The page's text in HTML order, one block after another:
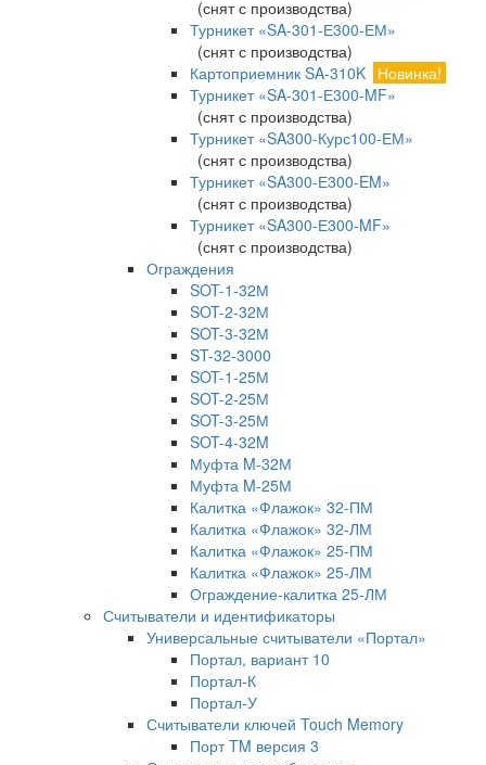
(снят с производства)
Турникет «SA-301-Е300-ЕМ»
(снят с производства)
Картоприемник SA-310K Новинка!
Турникет «SA-301-Е300-MF»
(снят с производства)
Турникет «SA300-Курс100-ЕМ»
(снят с производства)
Турникет «SA300-Е300-EM»
(снят с производства)
Турникет «SA300-Е300-MF»
(снят с производства)
Ограждения
SOT-1-32М
SOT-2-32М
SOT-3-32М
ST-32-3000
SOT-1-25М
SOT-2-25М
SOT-3-25М
SOT-4-32M
Муфта M-32М
Муфта M-25М
Калитка «Флажок» 32-ПМ
Калитка «Флажок» 32-ЛМ
Калитка «Флажок» 25-ПМ
Калитка «Флажок» 25-ЛМ
Ограждение-калитка 25-ЛМ
Считыватели и идентификаторы
Универсальные считыватели «Портал»
Портал, вариант 10
Портал-К
Портал-У
Считыватели ключей Touch Memory
Порт TM версия 3